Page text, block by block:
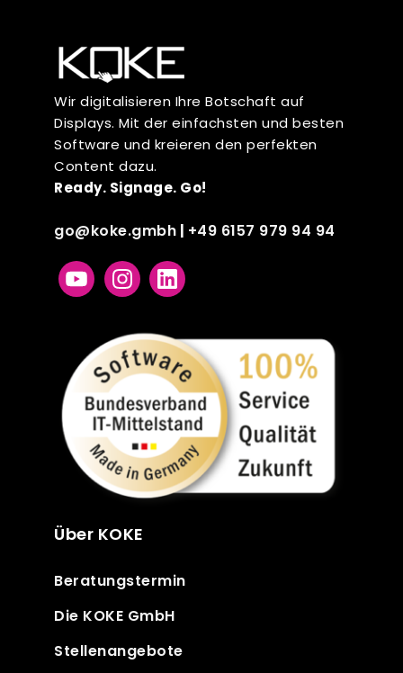
Wir digitalisieren Ihre Botschaft auf
Displays. Mit der einfachsten und besten
Software und kreieren den perfekten
Content dazu.
Ready. Signage. Go!
go@koke.gmbh | +49 6157 979 94 94
Über KOKE
Beratungstermin
Die KOKE GmbH
Stellenangebote